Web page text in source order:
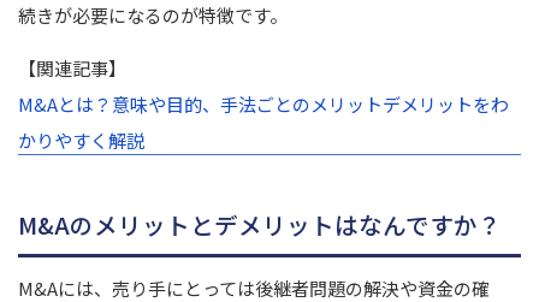
続きが必要になるのが特徴です。
【関連記事】
M&Aとは？意味や目的、手法ごとのメリットデメリットをわ
かりやすく解説
M&Aのメリットとデメリットはなんですか？
M&Aには、売り手にとっては後継者問題の解決や資金の確